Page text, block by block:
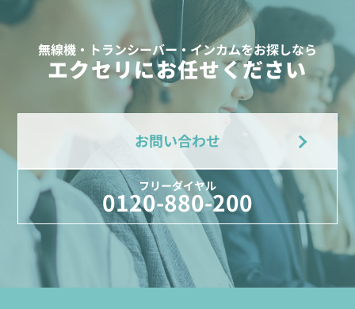
無線機・トランシーバー・インカムをお探しなら
エクセリにお任せください
お問い合わせ
フリーダイヤル
0120-880-200